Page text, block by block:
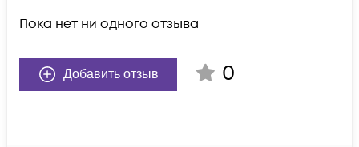
Пока нет ни одного отзыва
Добавить отзыв 0